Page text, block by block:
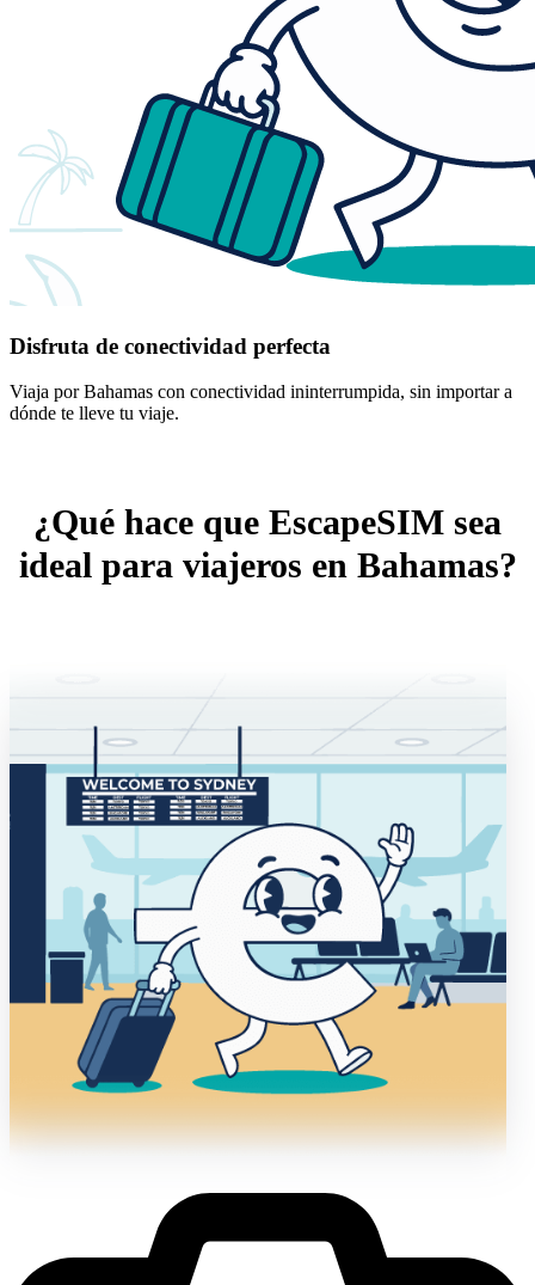
Disfruta de conectividad perfecta
Viaja por Bahamas con conectividad ininterrumpida, sin importar a
dónde te lleve tu viaje.
¿Qué hace que EscapeSIM sea
ideal para viajeros en Bahamas?